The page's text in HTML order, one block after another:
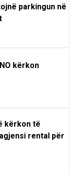
parkingun në
kërkon
kërkon të
rental për